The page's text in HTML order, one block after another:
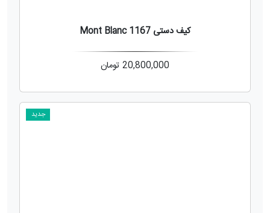
کیف دستی Mont Blanc 1167
20,800,000 تومان
جدید